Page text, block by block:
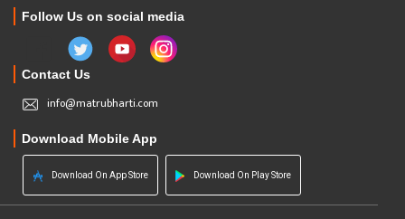
Follow Us on social media
Contact Us
info@matrubharti.com
Download Mobile App
Download On App Store Download On Play Store